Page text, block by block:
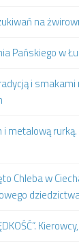
na
Pańskiego w
i
i metalową
Chleba w